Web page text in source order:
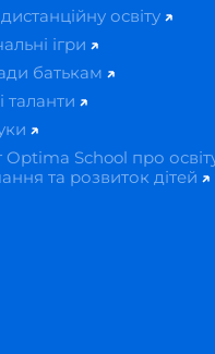
освіту
ігри
батькам
таланти
Optima School про
та розвиток дітей